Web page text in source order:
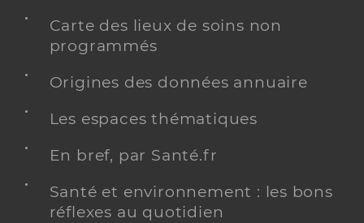
Carte des lieux de soins non
programmés
Origines des données annuaire
Les espaces thématiques
En bref, par Santé.fr
Santé et environnement : les bons
réflexes au quotidien